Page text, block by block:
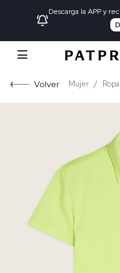
Descarga la APP y
Volver Mujer